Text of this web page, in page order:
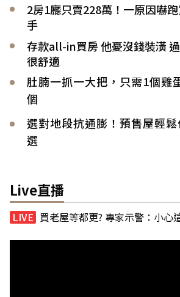
2房1廳只賣228萬！一原因嚇
手
存款all-in買房 他憂沒錢裝潢
很舒適
肚腩一抓一大把，只需1個雞
個
選對地段抗通膨！預售屋輕
選
Live直播
買老屋等都更? 專家示警：小心